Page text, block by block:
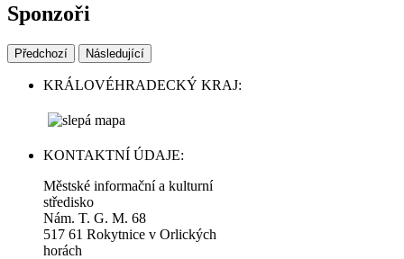
Sponzoři
Předchozí Následující
KRÁLOVÉHRADECKÝ KRAJ:
KONTAKTNÍ ÚDAJE:
Městské informační a kulturní
středisko
Nám. T. G. M. 68
517 61 Rokytnice v Orlických
horách